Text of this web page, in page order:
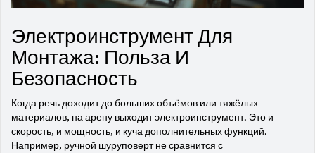
Электроинструмент Для
Монтажа: Польза И
Безопасность
Когда речь доходит до больших объёмов или тяжёлых
материалов, на арену выходит электроинструмент. Это и
скорость, и мощность, и куча дополнительных функций.
Например, ручной шуруповерт не сравнится с